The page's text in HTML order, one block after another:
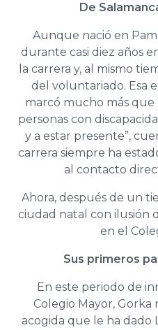
De
Aunque nació en
durante casi diez años
la carrera y, al mismo
del voluntariado. Esa
marcó mucho más que
personas con
y a estar presente”,
carrera siempre ha
al contacto
Ahora, después de un
ciudad natal con ilusión
en el
Sus primeros
En este periodo de
Colegio Mayor,
acogida que le ha dado